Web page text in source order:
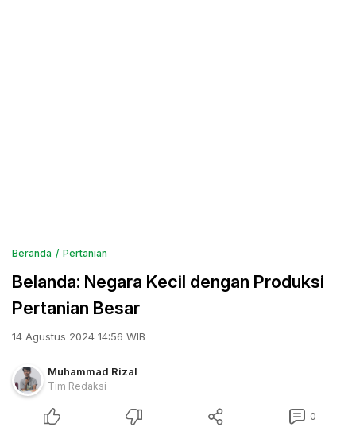
Beranda Pertanian
Belanda: Negara Kecil dengan Produksi
Pertanian Besar
14 Agustus 2024 14:56 WIB
Muhammad Rizal
Tim Redaksi
0